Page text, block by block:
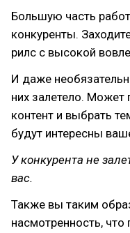
Большую часть
конкуренты.
рилс с высокой
И даже
них залетело. Может
контент и выбрать
будут интересны
У конкурента не
вас.
Также вы таким
насмотренность, что